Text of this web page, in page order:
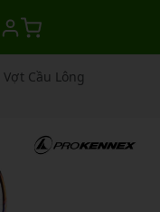
Vợt Cầu Lông